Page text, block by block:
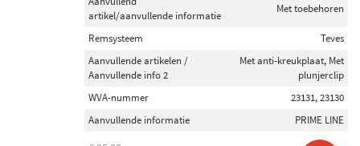
artikel/aanvullende informatie
Met toebehoren
Remsysteem
Teves
Aanvullende artikelen /
Aanvullende info 2
Met anti-kreukplaat, Met
plunjerclip
WVA-nummer
23131, 23130
Aanvullende informatie
PRIME LINE